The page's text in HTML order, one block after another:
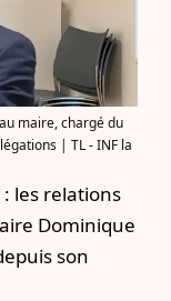
maire, chargé du
| TL - INF la
les relations
Dominique
son